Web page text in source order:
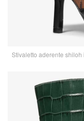
Stivaletto aderente